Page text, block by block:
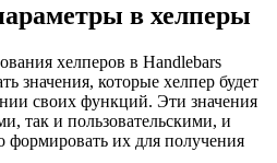
в хелперы
хелперов в Handlebars
значения, которые хелпер будет
своих функций. Эти значения
так и пользовательскими, и
формировать их для получения